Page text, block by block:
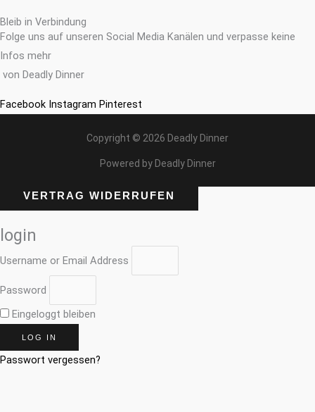
Bleib in Verbindung
Folge uns auf unseren Social Media Kanälen und verpasse keine
Infos mehr
von Deadly Dinner
Facebook Instagram Pinterest
Copyright © 2026 Deadly Dinner
Powered by Deadly Dinner
VERTRAG WIDERRUFEN
login
Username or Email Address
Password
Eingeloggt bleiben
LOG IN
Passwort vergessen?